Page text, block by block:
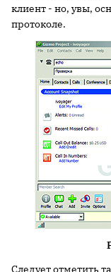
клиент - но, увы,
протоколе.
Следует отметить